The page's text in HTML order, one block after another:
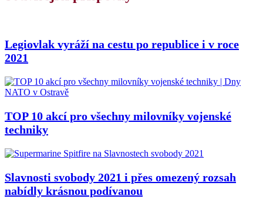
Legiovlak vyráží na cestu po republice i v roce
2021
TOP 10 akcí pro všechny milovníky vojenské
techniky
Slavnosti svobody 2021 i přes omezený rozsah
nabídly krásnou podívanou